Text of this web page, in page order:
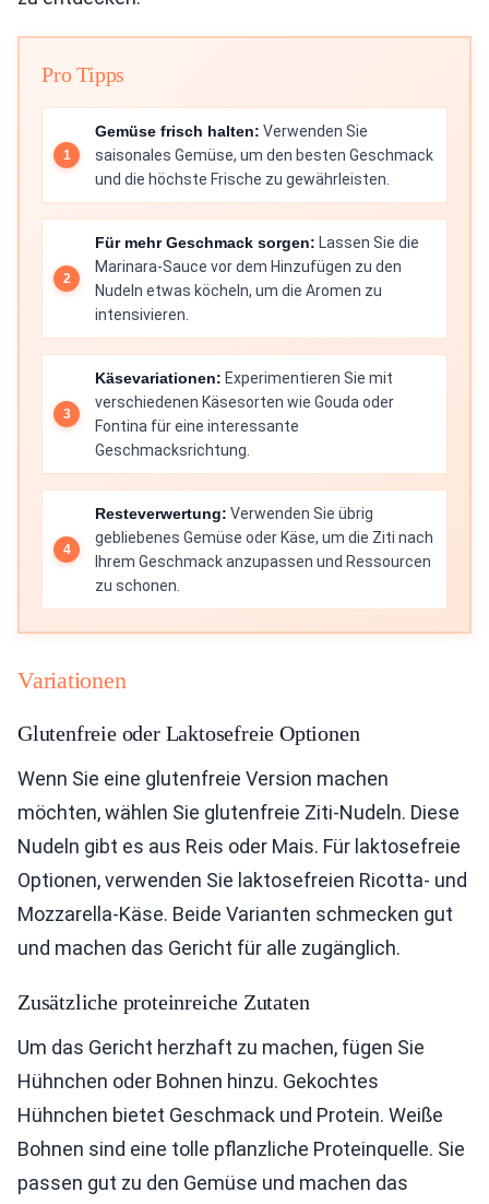
Pro Tipps
Gemüse frisch halten: Verwenden Sie
saisonales Gemüse, um den besten Geschmack
und die höchste Frische zu gewährleisten.
Für mehr Geschmack sorgen: Lassen Sie die
Marinara-Sauce vor dem Hinzufügen zu den
Nudeln etwas köcheln, um die Aromen zu
intensivieren.
Käsevariationen: Experimentieren Sie mit
verschiedenen Käsesorten wie Gouda oder
Fontina für eine interessante
Geschmacksrichtung.
Resteverwertung: Verwenden Sie übrig
gebliebenes Gemüse oder Käse, um die Ziti nach
Ihrem Geschmack anzupassen und Ressourcen
zu schonen.
Variationen
Glutenfreie oder Laktosefreie Optionen
Wenn Sie eine glutenfreie Version machen
möchten, wählen Sie glutenfreie Ziti-Nudeln. Diese
Nudeln gibt es aus Reis oder Mais. Für laktosefreie
Optionen, verwenden Sie laktosefreien Ricotta- und
Mozzarella-Käse. Beide Varianten schmecken gut
und machen das Gericht für alle zugänglich.
Zusätzliche proteinreiche Zutaten
Um das Gericht herzhaft zu machen, fügen Sie
Hühnchen oder Bohnen hinzu. Gekochtes
Hühnchen bietet Geschmack und Protein. Weiße
Bohnen sind eine tolle pflanzliche Proteinquelle. Sie
passen gut zu den Gemüse und machen das